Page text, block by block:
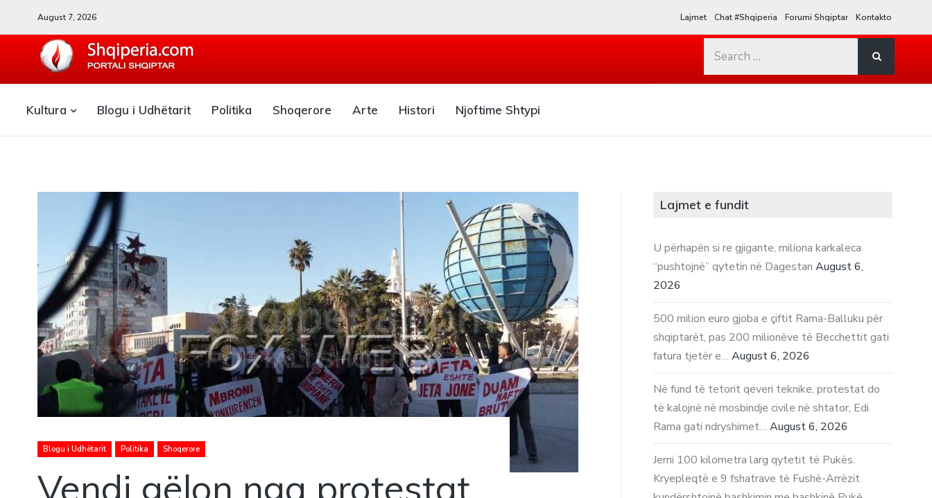
August 7, 2026 Lajmet Chat #Shqiperia Forumi Shqiptar Kontakto
Search
Kultura Blogu i Udhëtarit Politika Shoqerore Arte Histori Njoftime Shtypi
Blogu i Udhëtarit Politika Shoqerore
Vendi gëlon nga protestat,
Lajmet e fundit
U përhapën si re gjigante, miliona karkaleca
“pushtojnë” qytetin në Dagestan August 6,
2026
500 milion euro gjoba e çiftit Rama-Balluku për
shqiptarët, pas 200 milionëve të Becchettit gati
fatura tjetër e… August 6, 2026
Në fund të tetorit qeveri teknike, protestat do
të kalojnë në mosbindje civile në shtator, Edi
Rama gati ndryshimet… August 6, 2026
Jemi 100 kilometra larg qytetit të Pukës.
Kryepleqtë e 9 fshatrave të Fushë-Arrëzit